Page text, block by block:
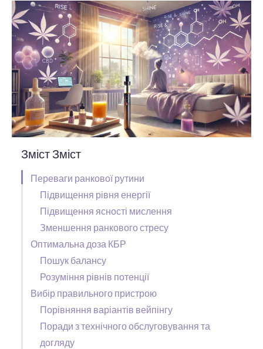
Зміст Зміст
Переваги ранкової рутини
Підвищення рівня енергії
Підвищення ясності мислення
Зменшення ранкового стресу
Оптимальна доза КБР
Пошук балансу
Розуміння рівнів потенції
Вибір правильного пристрою
Порівняння варіантів вейпінгу
Поради з технічного обслуговування та
догляду